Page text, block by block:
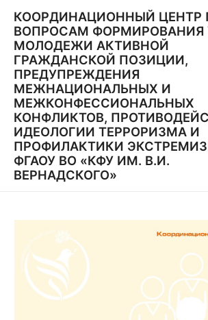
содержимому
КООРДИНАЦИОННЫЙ ЦЕНТР
ВОПРОСАМ ФОРМИРОВАНИЯ
МОЛОДЕЖИ АКТИВНОЙ
ГРАЖДАНСКОЙ ПОЗИЦИИ,
ПРЕДУПРЕЖДЕНИЯ
МЕЖНАЦИОНАЛЬНЫХ И
МЕЖКОНФЕССИОНАЛЬНЫХ
КОНФЛИКТОВ,
ИДЕОЛОГИИ ТЕРРОРИЗМА И
ПРОФИЛАКТИКИ
ФГАОУ ВО «КФУ ИМ. В.И.
ВЕРНАДСКОГО»